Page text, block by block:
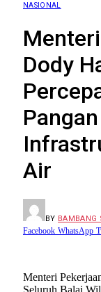
NASIONAL
Dody
Air
BY BAMBANG
Facebook WhatsApp
Menteri
Seluruh Balai